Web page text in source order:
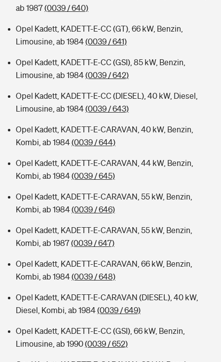
ab 1987(0039 / 640)
Opel Kadett, KADETT-E-CC (GT), 66 kW, Benzin,
Limousine, ab 1984(0039 / 641)
Opel Kadett, KADETT-E-CC (GSI), 85 kW, Benzin,
Limousine, ab 1984(0039 / 642)
Opel Kadett, KADETT-E-CC (DIESEL), 40 kW, Diesel,
Limousine, ab 1984(0039 / 643)
Opel Kadett, KADETT-E-CARAVAN, 40 kW, Benzin,
Kombi, ab 1984(0039 / 644)
Opel Kadett, KADETT-E-CARAVAN, 44 kW, Benzin,
Kombi, ab 1984(0039 / 645)
Opel Kadett, KADETT-E-CARAVAN, 55 kW, Benzin,
Kombi, ab 1984(0039 / 646)
Opel Kadett, KADETT-E-CARAVAN, 55 kW, Benzin,
Kombi, ab 1987(0039 / 647)
Opel Kadett, KADETT-E-CARAVAN, 66 kW, Benzin,
Kombi, ab 1984(0039 / 648)
Opel Kadett, KADETT-E-CARAVAN (DIESEL), 40 kW,
Diesel, Kombi, ab 1984(0039 / 649)
Opel Kadett, KADETT-E-CC (GSI), 66 kW, Benzin,
Limousine, ab 1990(0039 / 652)